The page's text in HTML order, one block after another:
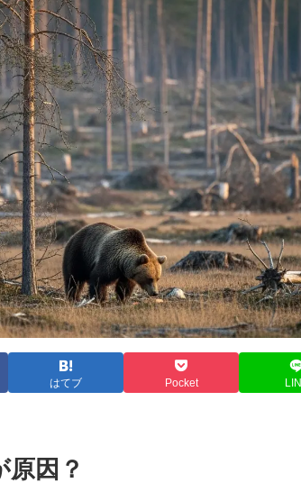
はてブ Pocket
因？